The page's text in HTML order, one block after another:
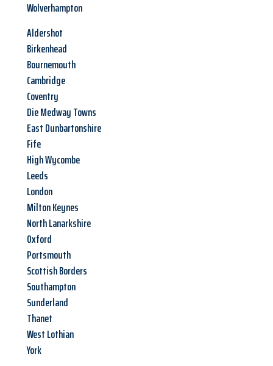
Wolverhampton
Aldershot
Birkenhead
Bournemouth
Cambridge
Coventry
Die Medway Towns
East Dunbartonshire
Fife
High Wycombe
Leeds
London
Milton Keynes
North Lanarkshire
Oxford
Portsmouth
Scottish Borders
Southampton
Sunderland
Thanet
West Lothian
York